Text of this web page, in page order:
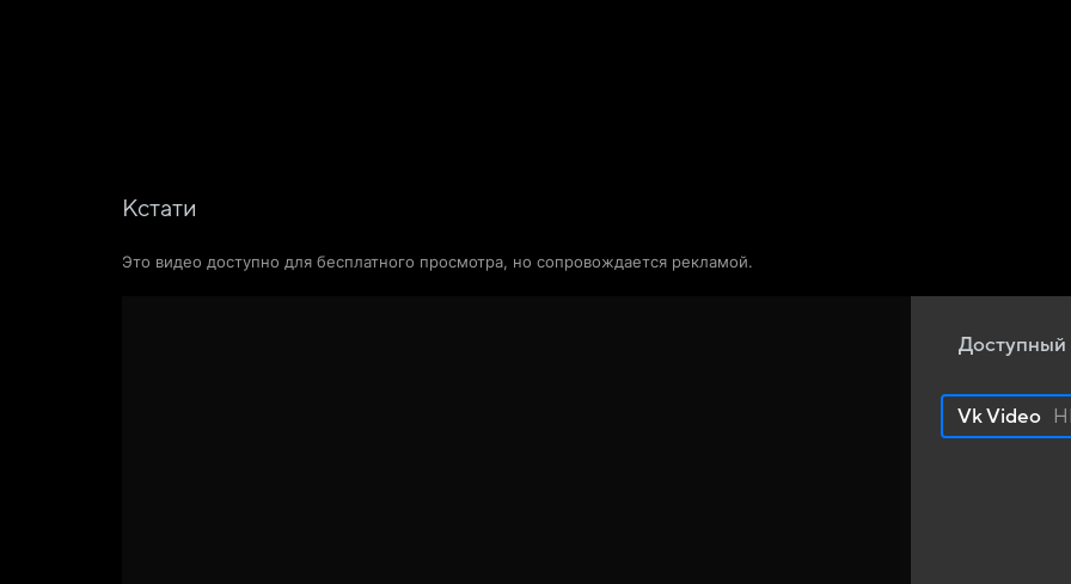
Кстати
Это видео доступно для бесплатного просмотра, но сопровождается рекламой.
Доступный
Vk Video